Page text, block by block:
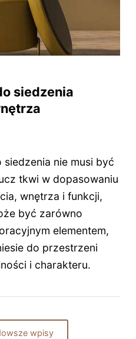
siedzenia
nie musi być
tkwi w dopasowaniu
wnętrza i funkcji,
być zarówno
elementem,
do przestrzeni
i charakteru.
wpisy